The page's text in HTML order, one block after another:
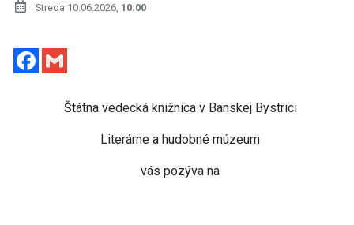
Streda 10.06.2026, 10:00
Facebook
Štátna vedecká knižnica v Banskej Bystrici
Literárne a hudobné múzeum
vás pozýva na